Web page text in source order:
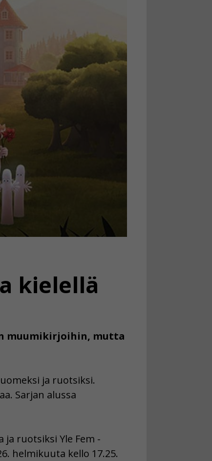
kielellä
muumikirjoihin, mutta
ja ruotsiksi.
Sarjan alussa
ja ruotsiksi Yle Fem -
helmikuuta kello 17.25.